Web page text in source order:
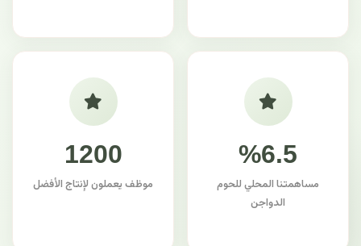
%6.5
مساهمتنا المحلي للحوم
الدواجن
1200
موظف يعملون لإنتاج الأفضل